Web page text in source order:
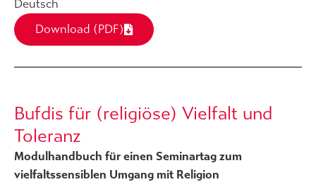
Deutsch
Download (PDF)
Bufdis für (religiöse) Vielfalt und
Toleranz
Modulhandbuch für einen Seminartag zum
vielfaltssensiblen Umgang mit Religion